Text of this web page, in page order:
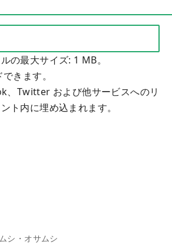
の最大サイズ: 1 MB。
きます。
、Twitter および他サービスへのリ
ト内に埋め込まれます。
シ・オサムシ